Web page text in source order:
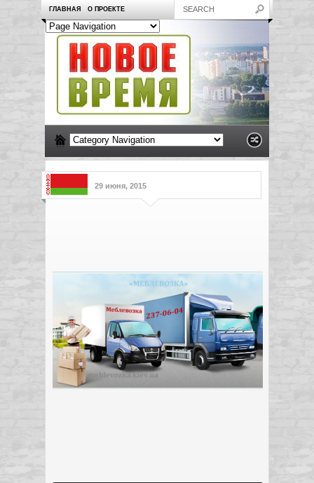
ГЛАВНАЯ О ПРОЕКТЕ
29 июня, 2015